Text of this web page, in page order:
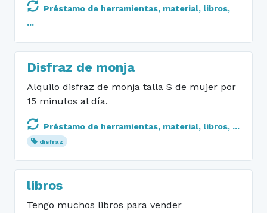
Préstamo de herramientas, material, libros,
...
Disfraz de monja
Alquilo disfraz de monja talla S de mujer por
15 minutos al día.
Préstamo de herramientas, material, libros, ...
disfraz
libros
Tengo muchos libros para vender